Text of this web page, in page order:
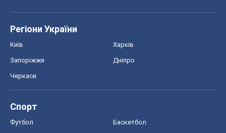
Регіони України
Київ Харків
Запоріжжя Дніпро
Черкаси
Спорт
Футбол Баскетбол